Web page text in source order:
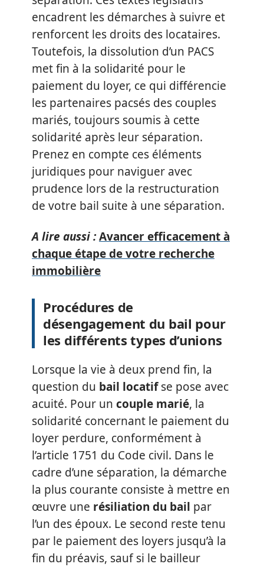
encadrent les démarches à suivre et
renforcent les droits des locataires.
Toutefois, la dissolution d’un PACS
met fin à la solidarité pour le
paiement du loyer, ce qui différencie
les partenaires pacsés des couples
mariés, toujours soumis à cette
solidarité après leur séparation.
Prenez en compte ces éléments
juridiques pour naviguer avec
prudence lors de la restructuration
de votre bail suite à une séparation.
A lire aussi :Avancer efficacement à
chaque étape de votre recherche
immobilière
Procédures de
désengagement du bail pour
les différents types d’unions
Lorsque la vie à deux prend fin, la
question du bail locatifse pose avec
acuité. Pour un couple marié, la
solidarité concernant le paiement du
loyer perdure, conformément à
l’article 1751 du Code civil. Dans le
cadre d’une séparation, la démarche
la plus courante consiste à mettre en
œuvre une résiliation du bail par
l’un des époux. Le second reste tenu
par le paiement des loyers jusqu’à la
fin du préavis, sauf si le bailleur